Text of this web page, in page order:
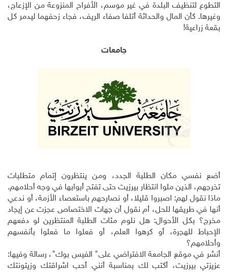
التطوع لتنظيف البلدة في غير موسم، الأفراح المنزوعة من الإزعاج،
وغيرها. كأن المال والحداثة أتلفا صفاء الريف، فجاء زحفهما ليدمر كل
بقعة زراعية!
جامعات
أضع نفسي مكان الطلبة الجدد، ومن ينتظرون إتمام متطلبات
تخرجهم، الذين ملوا انتظار بيرزيت حتى تفتح أبوابها في وجه أحلامهم.
ماذا نقول لهم: اصبروا قليلا، أو نصارحهم باستعصاء الأزمة، أو ندعي
أنها في طريقها للحل، أم نقول أن جهات الاختصاص عجزت عن إيجاد
مخرج؟ بكل الأحوال: هل نلوم مئات الطلبة المنتظرين لو دفعهم
الإحباط للهجرة، أو كرهوا العلم، أو فعلوا ما فعلوا بأنفسهم
وأحلامهم؟
أنشر في موقع الجامعة الافتراضي على" الفيس بوك"، رسالة وفيها:
عزيزتي بيرزيت، أكتب لك بمناسبة أنني أحب اشراقتك وزيتونتك